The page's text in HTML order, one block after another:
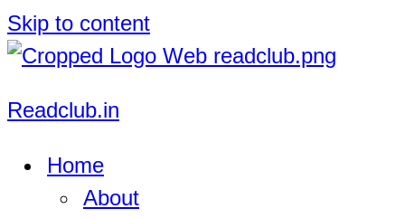
Skip to content
Readclub.in
Home
About